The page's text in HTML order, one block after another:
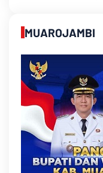
MUAROJAMBI